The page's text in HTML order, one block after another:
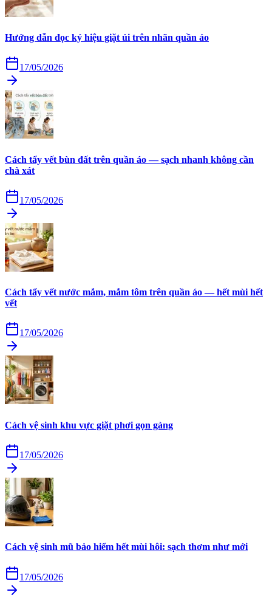
Hướng dẫn đọc ký hiệu giặt ủi trên nhãn quần áo
17/05/2026
Cách tẩy vết bùn đất trên quần áo — sạch nhanh không cần
chà xát
17/05/2026
Cách tẩy vết nước mắm, mắm tôm trên quần áo — hết mùi hết
vết
17/05/2026
Cách vệ sinh khu vực giặt phơi gọn gàng
17/05/2026
Cách vệ sinh mũ bảo hiểm hết mùi hôi: sạch thơm như mới
17/05/2026